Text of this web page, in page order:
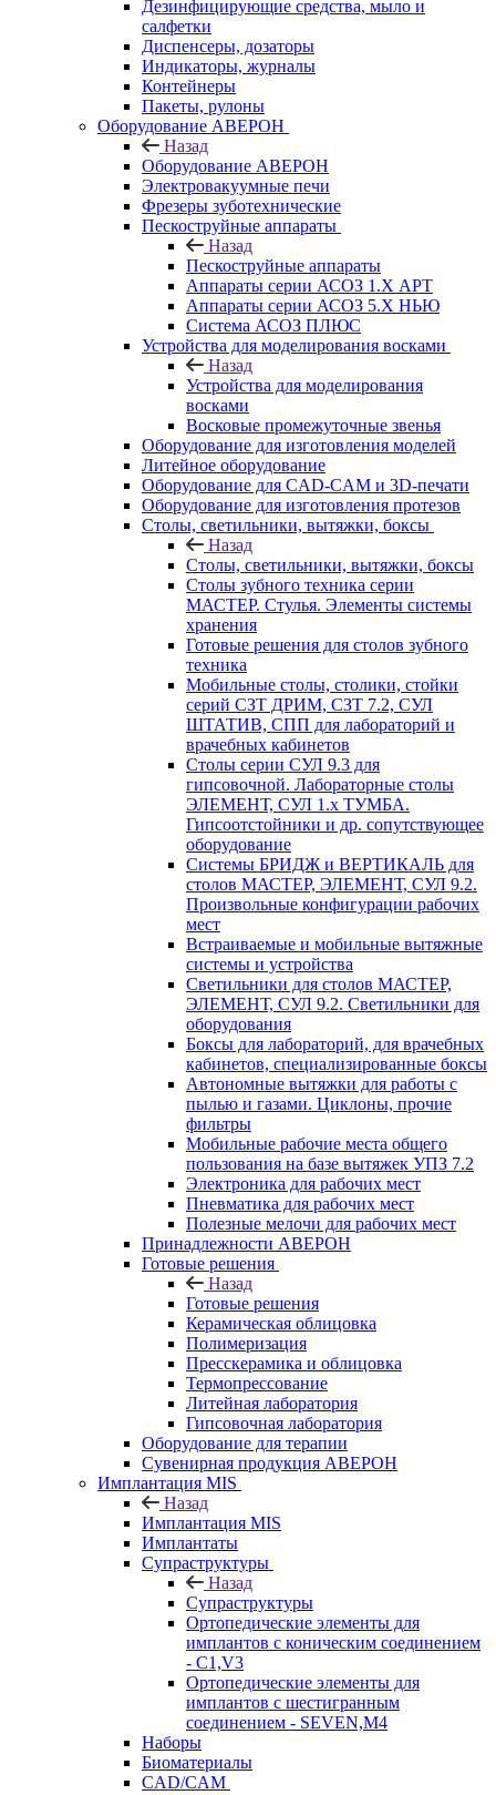
Дезинфицирующие средства, мыло и
салфетки
Диспенсеры, дозаторы
Индикаторы, журналы
Контейнеры
Пакеты, рулоны
Оборудование АВЕРОН
Назад
Оборудование АВЕРОН
Электровакуумные печи
Фрезеры зуботехнические
Пескоструйные аппараты
Назад
Пескоструйные аппараты
Аппараты серии АСОЗ 1.Х АРТ
Аппараты серии АСОЗ 5.Х НЬЮ
Система АСОЗ ПЛЮС
Устройства для моделирования восками
Назад
Устройства для моделирования
восками
Восковые промежуточные звенья
Оборудование для изготовления моделей
Литейное оборудование
Оборудование для CAD-CAM и 3D-печати
Оборудование для изготовления протезов
Cтолы, светильники, вытяжки, боксы
Назад
Cтолы, светильники, вытяжки, боксы
Столы зубного техника серии
МАСТЕР. Стулья. Элементы системы
хранения
Готовые решения для столов зубного
техника
Мобильные столы, столики, стойки
серий СЗТ ДРИМ, СЗТ 7.2, СУЛ
ШТАТИВ, СПП для лабораторий и
врачебных кабинетов
Столы серии СУЛ 9.3 для
гипсовочной. Лабораторные столы
ЭЛЕМЕНТ, СУЛ 1.х ТУМБА.
Гипсоотстойники и др. сопутствующее
оборудование
Системы БРИДЖ и ВЕРТИКАЛЬ для
столов МАСТЕР, ЭЛЕМЕНТ, СУЛ 9.2.
Произвольные конфигурации рабочих
мест
Встраиваемые и мобильные вытяжные
системы и устройства
Светильники для столов МАСТЕР,
ЭЛЕМЕНТ, СУЛ 9.2. Светильники для
оборудования
Боксы для лабораторий, для врачебных
кабинетов, специализированные боксы
Автономные вытяжки для работы с
пылью и газами. Циклоны, прочие
фильтры
Мобильные рабочие места общего
пользования на базе вытяжек УПЗ 7.2
Электроника для рабочих мест
Пневматика для рабочих мест
Полезные мелочи для рабочих мест
Принадлежности АВЕРОН
Готовые решения
Назад
Готовые решения
Керамическая облицовка
Полимеризация
Пресскерамика и облицовка
Термопрессование
Литейная лаборатория
Гипсовочная лаборатория
Оборудование для терапии
Сувенирная продукция АВЕРОН
Имплантация MIS
Назад
Имплантация MIS
Имплантаты
Супраструктуры
Назад
Супраструктуры
Ортопедические элементы для
имплантов с коническим соединением
- C1,V3
Ортопедические элементы для
имплантов с шестигранным
соединением - SEVEN,M4
Наборы
Биоматериалы
CAD/CAM